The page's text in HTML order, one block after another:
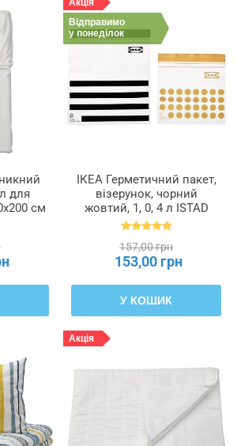
для
см
Акція
Відправимо
у понеділок
ІКЕА Герметичний пакет,
візерунок, чорний
жовтий, 1, 0, 4 л ISTAD
ІСТАД, 505.256.42
157,00 грн
153,00 грн
У КОШИК
Акція